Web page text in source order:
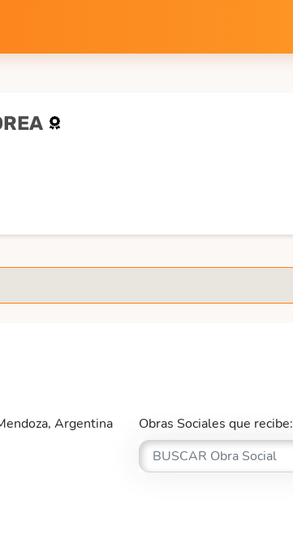
Argentina
Obras Sociales que recibe: